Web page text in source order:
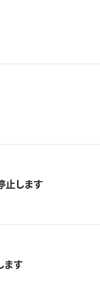
止します
ます